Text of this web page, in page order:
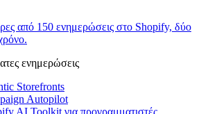
από 150 ενημερώσεις στο Shopify, δύο
ενημερώσεις
Storefronts
Autopilot
AI Toolkit για προγραμματιστές